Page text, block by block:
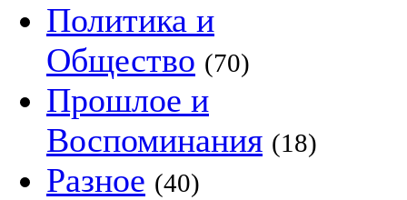
Политика и
Общество (70)
Прошлое и
Воспоминания (18)
Разное (40)